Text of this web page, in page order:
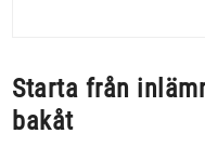
Starta från
bakåt